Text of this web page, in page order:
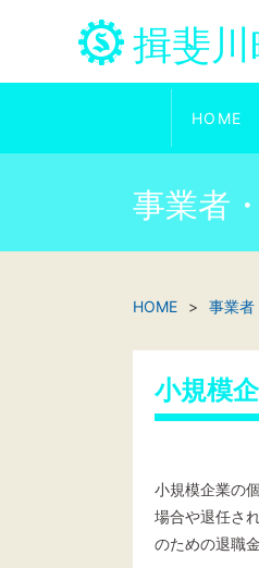
揖斐
HOME
事業者
HOME 事業者
小規模
小規模企業の
場合や退任さ
のための退職